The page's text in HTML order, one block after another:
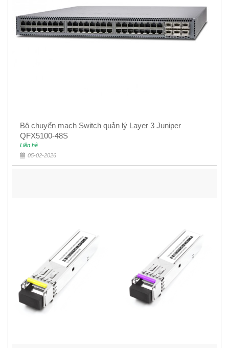
Bộ chuyển mạch Switch quản lý Layer 3 Juniper
QFX5100-48S
Liên hệ
05-02-2026